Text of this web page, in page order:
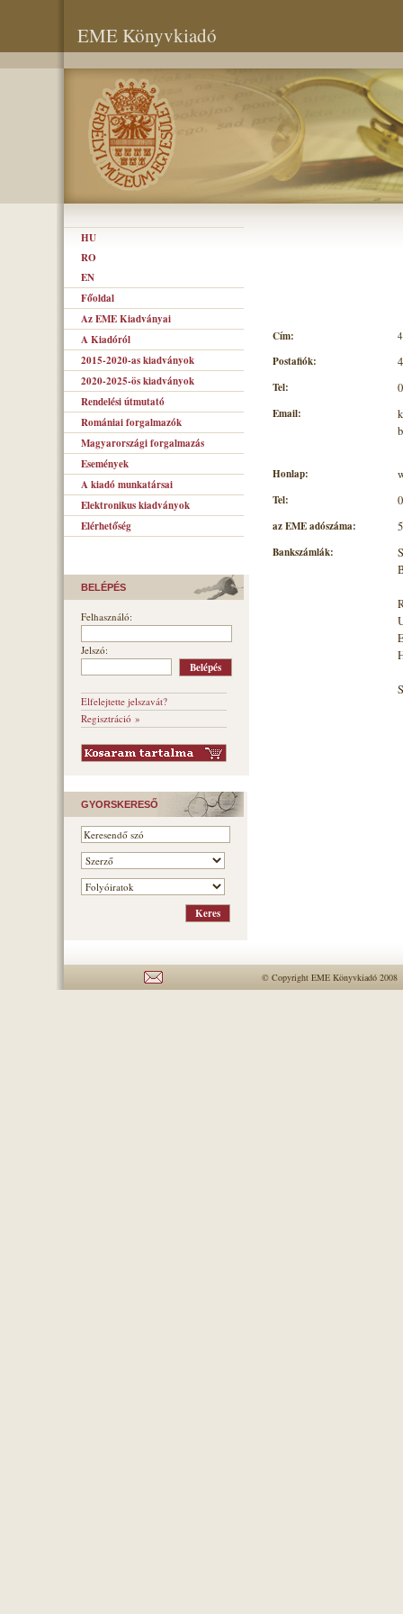
EME Könyvkiadó
HU
RO
EN
Főoldal
Az EME Kiadványai
A Kiadóról
2015-2020-as kiadványok
2020-2025-ös kiadványok
Rendelési útmutató
Romániai forgalmazók
Magyarországi forgalmazás
Események
A kiadó munkatársai
Elektronikus kiadványok
Elérhetőség
BELÉPÉS
Felhasználó:
Jelszó:
Elfelejtette jelszavát?
Regisztráció »
GYORSKERESŐ
Cím:
Postafiók:
Tel:
Email:
Honlap:
Tel:
az EME adószáma:
Bankszámlák:
© Copyright EME Könyvkiadó 2008